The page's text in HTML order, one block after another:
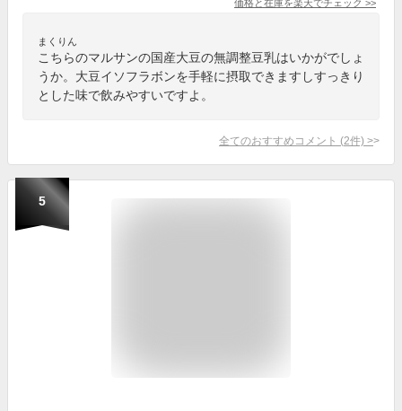
価格と在庫を楽天でチェック >>
まくりん
こちらのマルサンの国産大豆の無調整豆乳はいかがでしょ
うか。大豆イソフラボンを手軽に摂取できますしすっきり
とした味で飲みやすいですよ。
全てのおすすめコメント (2件) >
5